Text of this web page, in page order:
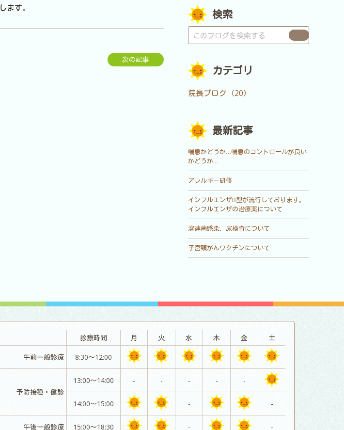
ます。
次の記事
検索
カテゴリ
院長ブログ（20）
最新記事
喘息かどうか…喘息のコントロールが良い
かどうか…
アレルギー研修
インフルエンザB型が流行しております。
インフルエンザの治療薬について
溶連菌感染、尿検査について
子宮頸がんワクチンについて
診療時間 月 火 水 木 金 土
午前一般診療 8:30～12:00
予防接種・健診
13:00～14:00 - - - - -
14:00～15:00 - -
午後一般診療 15:00～18:30 - -